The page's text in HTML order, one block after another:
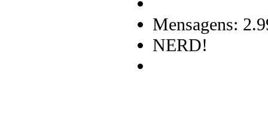
Mensagens:
NERD!